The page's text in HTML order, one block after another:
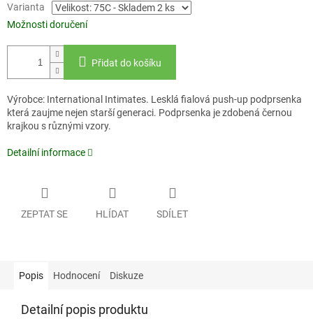
Varianta
Možnosti doručení
Přidat do košíku
Výrobce: International Intimates. Lesklá fialová push-up podprsenka
která zaujme nejen starší generaci. Podprsenka je zdobená černou
krajkou s různými vzory.
Detailní informace
ZEPTAT SE HLÍDAT SDÍLET
Popis Hodnocení Diskuze
Detailní popis produktu